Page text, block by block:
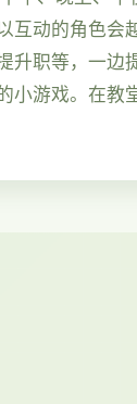
互动的角色会
升职等，一边
小游戏。在教